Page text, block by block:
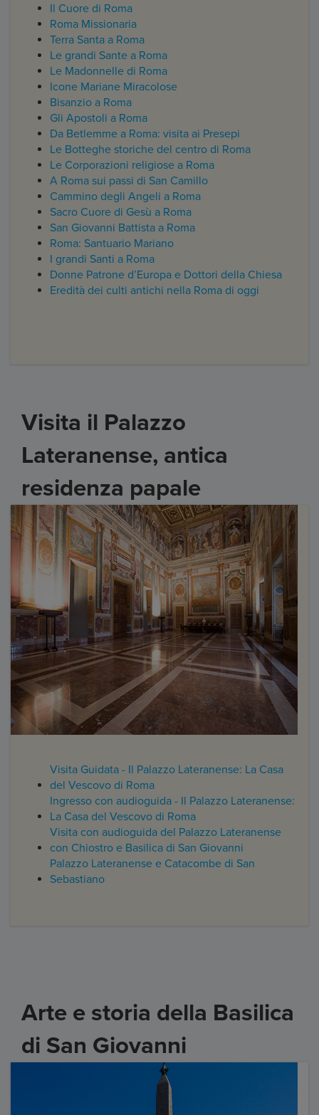
Il Cuore di Roma
Roma Missionaria
Terra Santa a Roma
Le grandi Sante a Roma
Le Madonnelle di Roma
Icone Mariane Miracolose
Bisanzio a Roma
Gli Apostoli a Roma
Da Betlemme a Roma: visita ai Presepi
Le Botteghe storiche del centro di Roma
Le Corporazioni religiose a Roma
A Roma sui passi di San Camillo
Cammino degli Angeli a Roma
Sacro Cuore di Gesù a Roma
San Giovanni Battista a Roma
Roma: Santuario Mariano
I grandi Santi a Roma
Donne Patrone d’Europa e Dottori della Chiesa
Eredità dei culti antichi nella Roma di oggi
Visita il Palazzo
Lateranense, antica
residenza papale
Visita Guidata - Il Palazzo Lateranense: La Casa
del Vescovo di Roma
Ingresso con audioguida - Il Palazzo Lateranense:
La Casa del Vescovo di Roma
Visita con audioguida del Palazzo Lateranense
con Chiostro e Basilica di San Giovanni
Palazzo Lateranense e Catacombe di San
Sebastiano
Arte e storia della Basilica
di San Giovanni